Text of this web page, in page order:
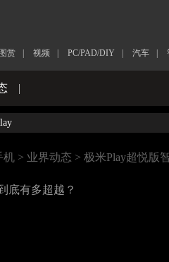
图赏 视频 PC/PAD/DIY 汽车
|
机 > 业界动态 > 极米Play超悦版